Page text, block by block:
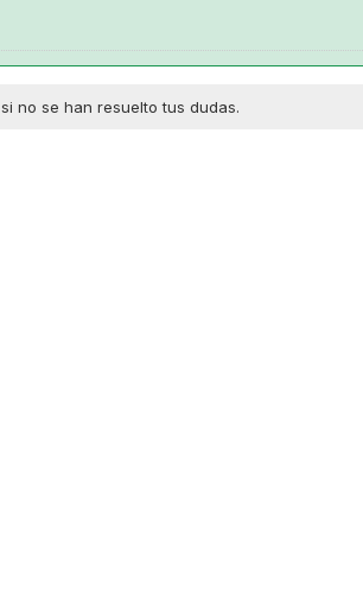
si no se han resuelto tus dudas.